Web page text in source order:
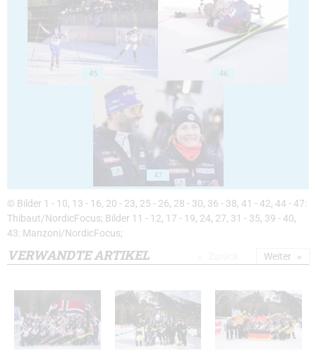
45 46
47
© Bilder 1 - 10, 13 - 16, 20 - 23, 25 - 26, 28 - 30, 36 - 38, 41 - 42, 44 - 47:
Thibaut/NordicFocus; Bilder 11 - 12, 17 - 19, 24, 27, 31 - 35, 39 - 40,
43: Manzoni/NordicFocus;
VERWANDTE ARTIKEL Weiter